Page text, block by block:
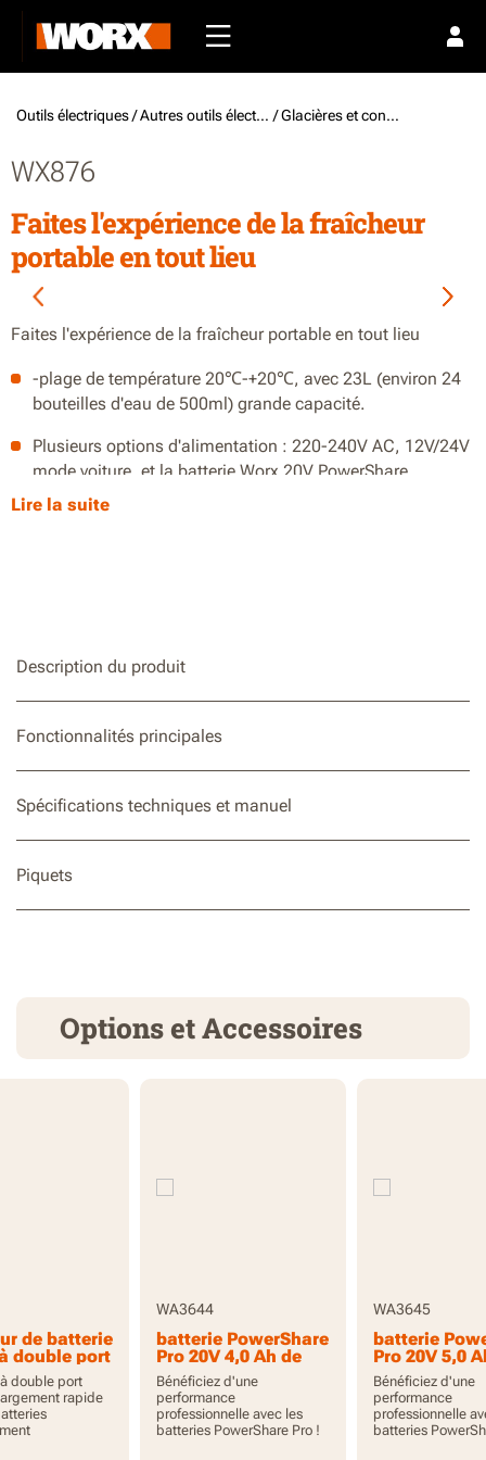
Outils électriques / Autres outils électriques / Glacières et congélateurs portables
WX876
Faites l'expérience de la fraîcheur
portable en tout lieu
Faites l'expérience de la fraîcheur portable en tout lieu
-plage de température 20℃-+20℃, avec 23L (environ 24
bouteilles d'eau de 500ml) grande capacité.
Plusieurs options d'alimentation : 220-240V AC, 12V/24V
mode voiture, et la batterie Worx 20V PowerShare.
Jusqu'à 18,5 heures d'autonomie avec 2 batteries de 4
Un ouvre-bouteille et des porte-boissons intégrés sont
fournis pour que vous n'ayez pas à vous soucier de les
oublier ou d'emporter des articles superflus.
Lire la suite
Description du produit
Fonctionnalités principales
Spécifications techniques et manuel
Piquets
Options et Accessoires
de batterie
double port
double port
rapide
WA3644
batterie PowerShare
Pro 20V 4,0 Ah de
grande capacité
avec indicateur
Bénéficiez d'une
performance
professionnelle avec les
batteries PowerShare Pro !
WA3645
batterie
Pro 20V 5,0
haute
indicateur
Bénéficiez d'une
performance
professionnelle
batteries